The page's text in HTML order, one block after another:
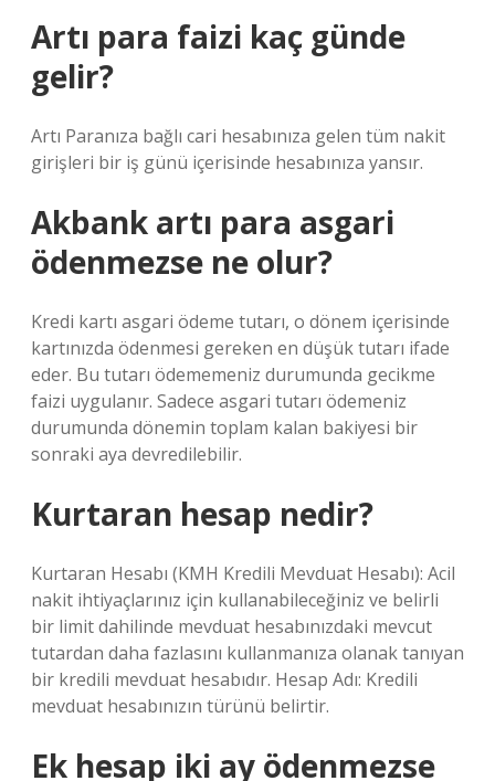
Artı para faizi kaç günde
gelir?
Artı Paranıza bağlı cari hesabınıza gelen tüm nakit
girişleri bir iş günü içerisinde hesabınıza yansır.
Akbank artı para asgari
ödenmezse ne olur?
Kredi kartı asgari ödeme tutarı, o dönem içerisinde
kartınızda ödenmesi gereken en düşük tutarı ifade
eder. Bu tutarı ödememeniz durumunda gecikme
faizi uygulanır. Sadece asgari tutarı ödemeniz
durumunda dönemin toplam kalan bakiyesi bir
sonraki aya devredilebilir.
Kurtaran hesap nedir?
Kurtaran Hesabı (KMH Kredili Mevduat Hesabı): Acil
nakit ihtiyaçlarınız için kullanabileceğiniz ve belirli
bir limit dahilinde mevduat hesabınızdaki mevcut
tutardan daha fazlasını kullanmanıza olanak tanıyan
bir kredili mevduat hesabıdır. Hesap Adı: Kredili
mevduat hesabınızın türünü belirtir.
Ek hesap iki ay ödenmezse